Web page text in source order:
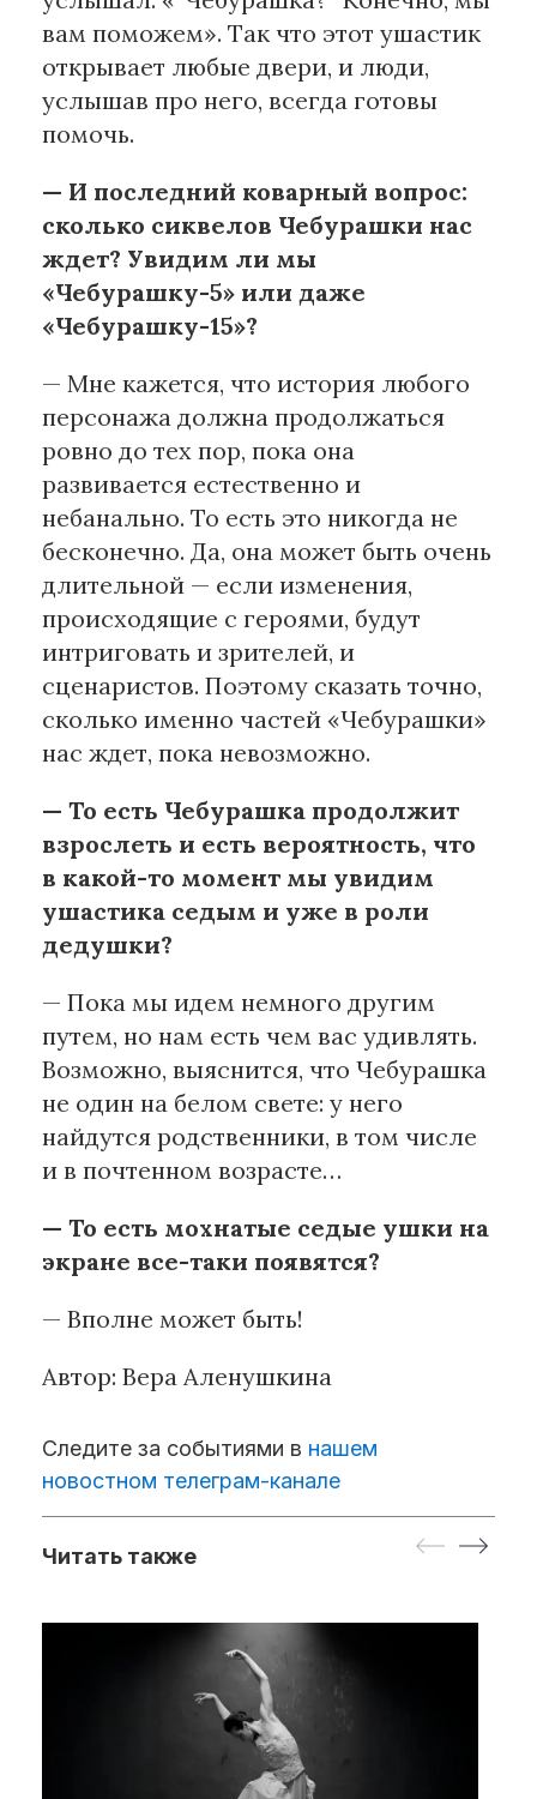
вам поможем». Так что этот ушастик
открывает любые двери, и люди,
услышав про него, всегда готовы
помочь.
— И последний коварный вопрос:
сколько сиквелов Чебурашки нас
ждет? Увидим ли мы
«Чебурашку-5» или даже
«Чебурашку-15»?
— Мне кажется, что история любого
персонажа должна продолжаться
ровно до тех пор, пока она
развивается естественно и
небанально. То есть это никогда не
бесконечно. Да, она может быть очень
длительной — если изменения,
происходящие с героями, будут
интриговать и зрителей, и
сценаристов. Поэтому сказать точно,
сколько именно частей «Чебурашки»
нас ждет, пока невозможно.
— То есть Чебурашка продолжит
взрослеть и есть вероятность, что
в какой-то момент мы увидим
ушастика седым и уже в роли
дедушки?
— Пока мы идем немного другим
путем, но нам есть чем вас удивлять.
Возможно, выяснится, что Чебурашка
не один на белом свете: у него
найдутся родственники, в том числе
и в почтенном возрасте…
— То есть мохнатые седые ушки на
экране все-таки появятся?
— Вполне может быть!
Автор: Вера Аленушкина
Следите за событиями в нашем
новостном телеграм-канале
Читать также